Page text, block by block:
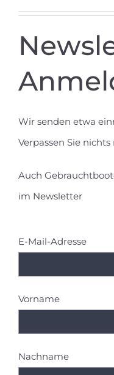
Wir senden etwa
Verpassen Sie
Auch
im Newsletter
E-Mail-Adresse
Vorname
Nachname